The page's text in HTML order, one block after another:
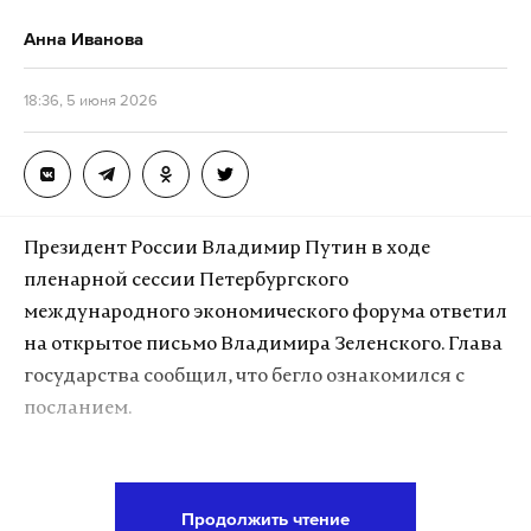
Макс
Дзен
# владимир зеленский мирные переговоры
#владимир путин
Анна Иванова
18:36, 5 июня 2026
Президент России Владимир Путин в ходе
пленарной сессии Петербургского
международного экономического форума ответил
на открытое письмо Владимира Зеленского. Глава
государства сообщил, что бегло ознакомился с
посланием.
Продолжить чтение